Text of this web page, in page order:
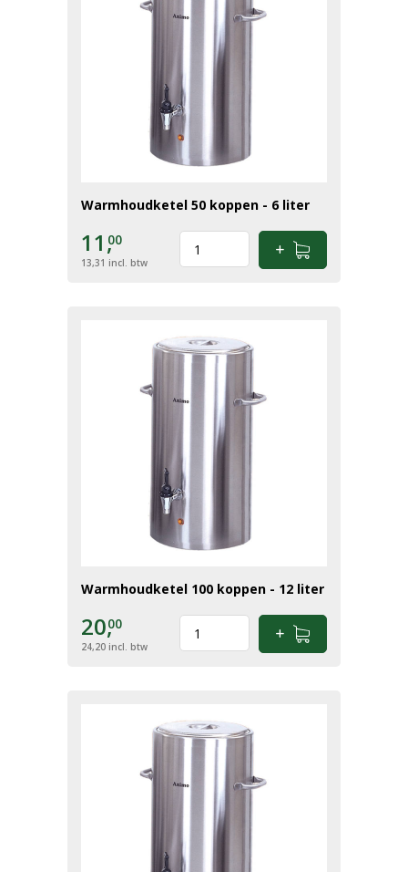
Warmhoudketel 50 koppen - 6 liter
11,00
13,31 incl. btw
Warmhoudketel 100 koppen - 12 liter
20,00
24,20 incl. btw